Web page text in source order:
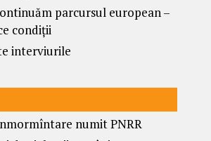
parcursul european –
condiții
interviurile
numit PNRR